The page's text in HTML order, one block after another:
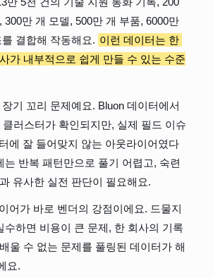
300만 개 모델, 500만 개 부품, 6000만
결합해 작동해요. 이런 데이터는 한
가 내부적으로 쉽게 만들 수 있는 수준
기 꼬리 문제예요. Bluon 데이터에서
러스터가 확인되지만, 실제 필드 이슈
에 잘 들어맞지 않는 아웃라이어였다
는 반복 패턴만으로 풀기 어렵고, 숙련
유사한 실전 판단이 필요해요.
어가 바로 벤더의 강점이에요. 드물지
수하면 비용이 큰 문제, 한 회사의 기록
울 수 없는 문제를 풀링된 데이터가 해
요.